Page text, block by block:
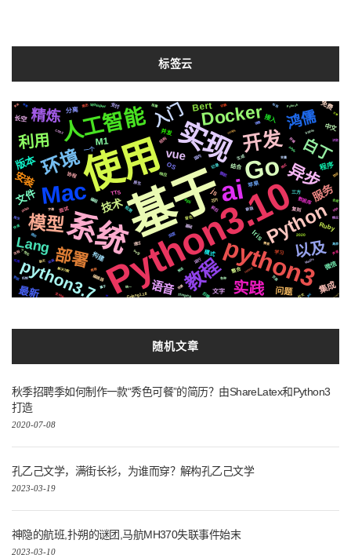
标签云
基于
使用
Python3.10
系统
ai
实现
Go
python3
Mac
人工智能 开发
教程
Python
环境
Docker
模型
部署
python3.7
异步
实践
入门
以及
利用 白丁
鸿儒
精炼
Lang
语音
vue
技术
服务
安装
文件
最新
版本
M1
Bert
问题 集成
程序
js
Iris
构建
OS
文字
接入
Ruby
分离
中文
微信
免费
长空
TTS
结合
苹果
并发
模式
一个
协程
面试
api
三方
数据库
整合
复刻
学习
支付
音色
响应
ffmpeg
原生
芯片
前后
检测
编辑器
基础
2020
微软
国内
后端
Whisper
深度
记录
编程
通过
新版
svg
Golang1.18
生成
结构
运行
centos
推送
需要
解决方案
格式
字幕
变量
推荐 celery
场景
阻塞
镜像
Apple
各种
存储
Silicon
遇到
统一
CSS3
github
切换
动画
爬虫
属于
情况
协议
io
聊天
合成
页面
https
Pytorch
MacOs
支付宝
简历
快速
布局
个性化
识别
集群
流程
可用
声音
机制
社交
数据
绘图
更换
真实
迁移
Redisearch
随机文章
秋季招聘季如何制作一款“秀色可餐”的简历？由ShareLatex和Python3
打造
2020-07-08
孔乙己文学，满街长衫，为谁而穿？解构孔乙己文学
2023-03-19
神隐的航班,扑朔的谜团,马航MH370失联事件始末
2023-03-10